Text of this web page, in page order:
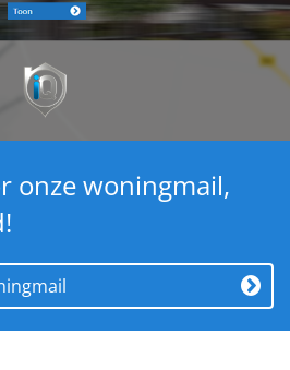
onze woningmail,